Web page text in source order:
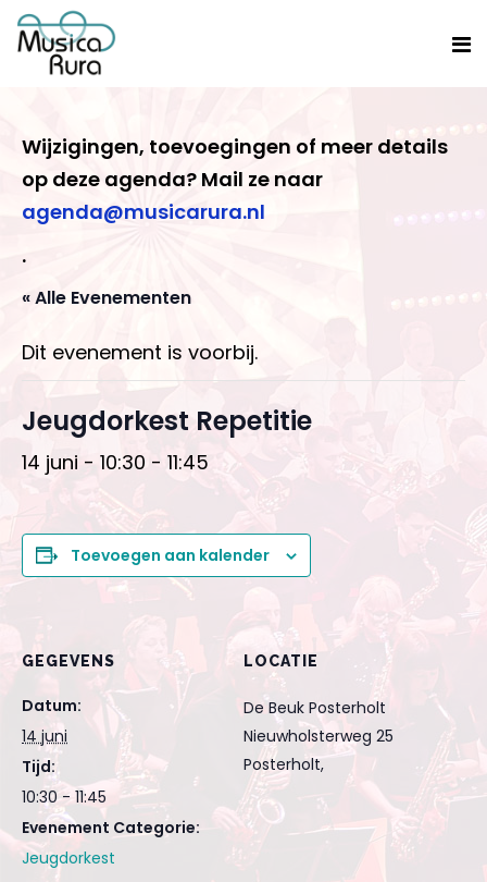
Wijzigingen, toevoegingen of meer details
op deze agenda? Mail ze naar
agenda@musicarura.nl
.
« Alle Evenementen
Dit evenement is voorbij.
Jeugdorkest Repetitie
14 juni - 10:30 - 11:45
Toevoegen aan kalender
GEGEVENS
Datum:
14 juni
Tijd:
10:30 - 11:45
Evenement Categorie:
Jeugdorkest
LOCATIE
De Beuk Posterholt
Nieuwholsterweg 25
Posterholt,